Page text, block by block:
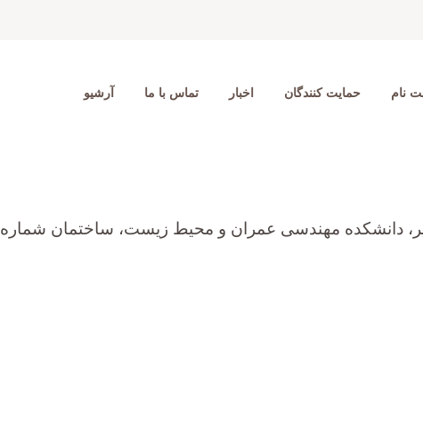
نام حمایت کنندگان اخبار تماس با ما آرشیو
دانشکده مهندسی عمران و محیط زیست، ساختمان شماره1، طبقه4